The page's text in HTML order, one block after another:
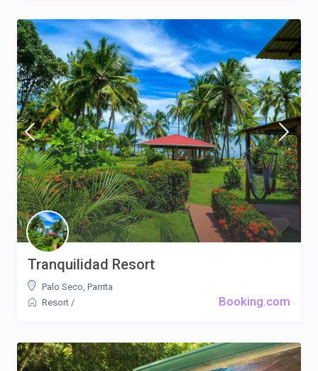
Booking.com
Tranquilidad Resort
Palo Seco, Parrita
Resort /